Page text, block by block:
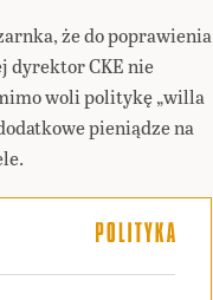
że do poprawienia
dyrektor CKE nie
woli politykę „willa
pieniądze na